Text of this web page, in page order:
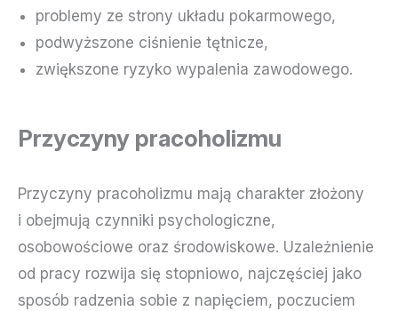
problemy ze strony układu pokarmowego,
podwyższone ciśnienie tętnicze,
zwiększone ryzyko wypalenia zawodowego.
Przyczyny pracoholizmu
Przyczyny pracoholizmu mają charakter złożony
i obejmują czynniki psychologiczne,
osobowościowe oraz środowiskowe. Uzależnienie
od pracy rozwija się stopniowo, najczęściej jako
sposób radzenia sobie z napięciem, poczuciem